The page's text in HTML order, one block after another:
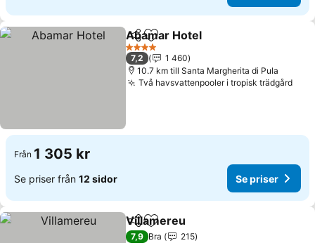
Dela Lägg till i Mina Favoriter
Abamar Hotel
4 Stjärnor
7,2
1 460
10.7 km till Santa Margherita di Pula
Två havsvattenpooler i tropisk trädgårdSe
Från 1 305 kr
Se priser från 12 sidor Se priser
Dela Lägg till i Mina Favoriter
Villamereu
7,9 Bra
215